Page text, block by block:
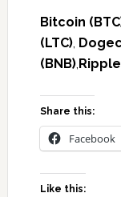
Bitcoin
(LTC),
(BNB),Ripple
Share this:
Facebook
Like this: